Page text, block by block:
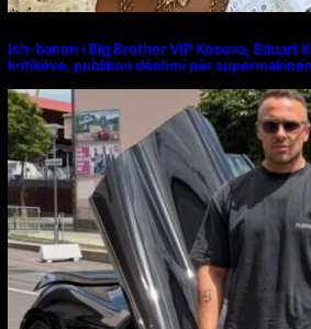
Ish-banori i Big Brother VIP Kosova, Eduart
kritikëve, publikon dëshmi për